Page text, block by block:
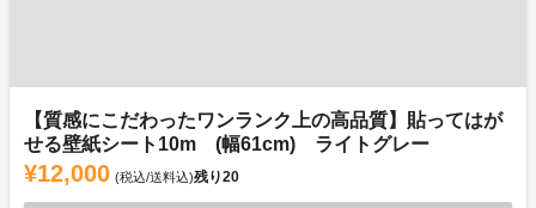
【質感にこだわったワンランク上の高品質】貼ってはが
せる壁紙シート10m (幅61cm) ライトグレー
¥12,000 (税込/送料込)残り20